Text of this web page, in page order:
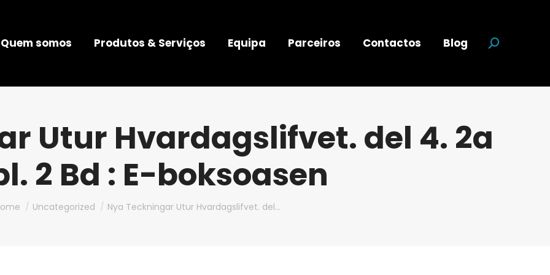
Quem somos Produtos & Serviços Equipa Parceiros Contactos Blog Search:
Utur Hvardagslifvet. del 4. 2a
2 Bd : E-boksoasen
are here:
Uncategorized Nya Teckningar Utur Hvardagslifvet. del…